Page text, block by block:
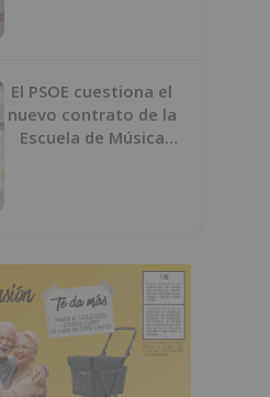
El PSOE cuestiona el
nuevo contrato de la
Escuela de Música